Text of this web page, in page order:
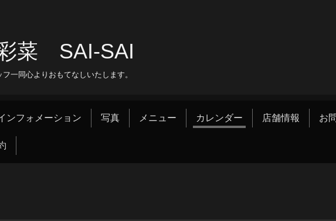
菜 SAI‐SAI
一同心よりおもてなしいたします。
ンフォメーション 写真 メニュー カレンダー 店舗情報 お